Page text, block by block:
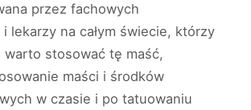
przez fachowych
lekarzy na całym świecie, którzy
warto stosować tę maść,
maści i środków
w czasie i po tatuowaniu